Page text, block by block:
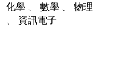
化學 數學
物理
資訊電子